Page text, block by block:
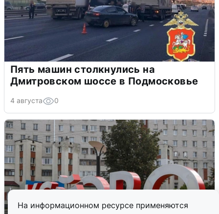
На информационном ресурсе применяются
Пять машин столкнулись на
Дмитровском шоссе в Подмосковье
4 августа 0